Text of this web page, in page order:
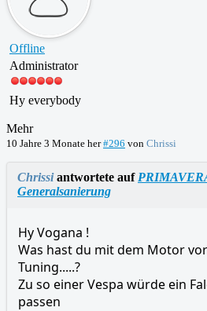
Offline
Administrator
Hy everybody
Mehr
10 Jahre 3 Monate her #296 von Chrissi
Chrissiantwortete auf
Generalsanierung
Hy Vogana !
Was hast du mit dem Motor
Tuning.....?
Zu so einer Vespa würde ein
passen